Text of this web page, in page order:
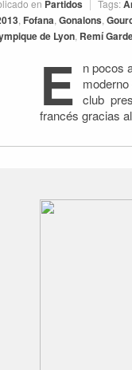
en Partidos Tags:
, Fofana, Gonalons,
de Lyon, Remí
E
n pocos
club
francés gracias